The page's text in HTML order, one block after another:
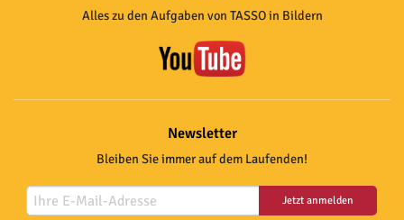
Alles zu den Aufgaben von TASSO in Bildern
Newsletter
Bleiben Sie immer auf dem Laufenden!
Jetzt anmelden